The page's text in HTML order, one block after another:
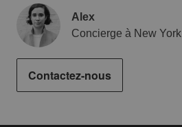
Alex
Concierge à New York
Contactez-nous